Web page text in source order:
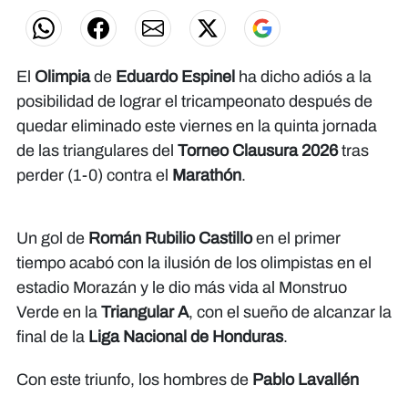
El Olimpiade Eduardo Espinel ha dicho adiós a la
posibilidad de lograr el tricampeonato después de
quedar eliminado este viernes en la quinta jornada
de las triangulares del Torneo Clausura 2026tras
perder (1-0) contra el
Marathón.
Un gol de Román Rubilio Castilloen el primer
tiempo acabó con la ilusión de los olimpistas en el
estadio Morazán y le dio más vida al Monstruo
Verde en la Triangular A, con el sueño de alcanzar la
final de la Liga Nacional de Honduras.
Con este triunfo, los hombres de Pablo Lavallén